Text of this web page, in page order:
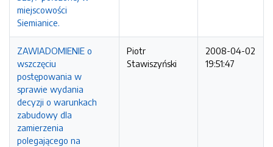
miejscowości
Siemianice.
ZAWIADOMIENIE o
wszczęciu
postępowania w
sprawie wydania
decyzji o warunkach
zabudowy dla
zamierzenia
polegającego na
Piotr
Stawiszyński
2008-04-02
19:51:47